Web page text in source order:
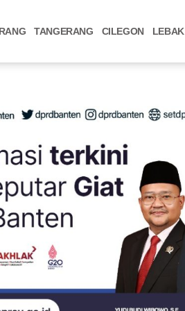
TANGERANG CILEGON LEBAK